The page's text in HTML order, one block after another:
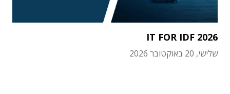
IT FOR IDF 2026
שלישי, 20 באוקטובר 2026